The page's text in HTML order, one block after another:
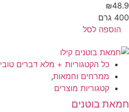
₪
גרם
הוספה לסל
כל הקטגוריות + מלא דברים טובים
ממרחים וחמאות,
קטגוריות מוצרים
בוטנים